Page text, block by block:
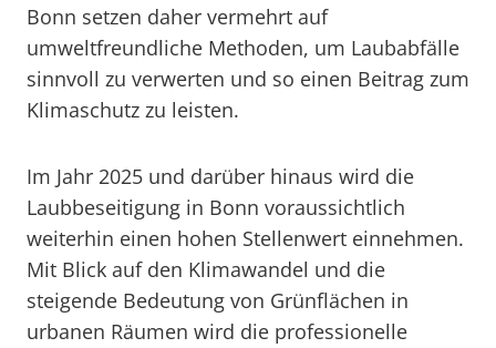
Bonn setzen daher vermehrt auf
umweltfreundliche Methoden, um Laubabfälle
sinnvoll zu verwerten und so einen Beitrag zum
Klimaschutz zu leisten.
Im Jahr 2025 und darüber hinaus wird die
Laubbeseitigung in Bonn voraussichtlich
weiterhin einen hohen Stellenwert einnehmen.
Mit Blick auf den Klimawandel und die
steigende Bedeutung von Grünflächen in
urbanen Räumen wird die professionelle